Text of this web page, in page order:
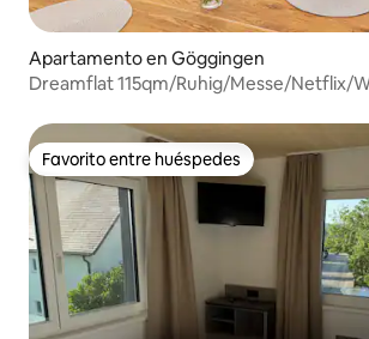
Apartamento en Göggingen
Dreamflat 115qm/Ruhig/Messe/Netflix/
Favorito entre huéspedes
Favorito entre huéspedes